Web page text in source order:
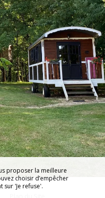
Réservés
proposer la meilleure
choisir d’empêcher
sur 'Je refuse'.